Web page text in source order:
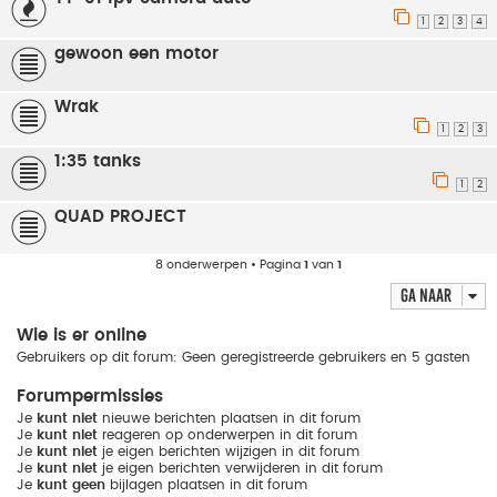
1 2 3 4
gewoon een motor
Wrak
2 3
1:35 tanks
1 2
QUAD PROJECT
8 onderwerpen • Pagina 1 van 1
Ga naar
Wie is er online
Gebruikers op dit forum: Geen geregistreerde gebruikers en 5 gasten
Forumpermissies
Je kunt niet nieuwe berichten plaatsen in dit forum
Je kunt niet reageren op onderwerpen in dit forum
Je kunt niet je eigen berichten wijzigen in dit forum
Je kunt niet je eigen berichten verwijderen in dit forum
Je kunt geen bijlagen plaatsen in dit forum